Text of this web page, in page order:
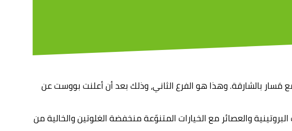
بالشارقة. وهذا هو الفرع الثاني، وذلك بعد أن أعلنت بووست عن
والعصائر مع الخيارات المتنوّعة منخفضة الغلوتين والخالية من